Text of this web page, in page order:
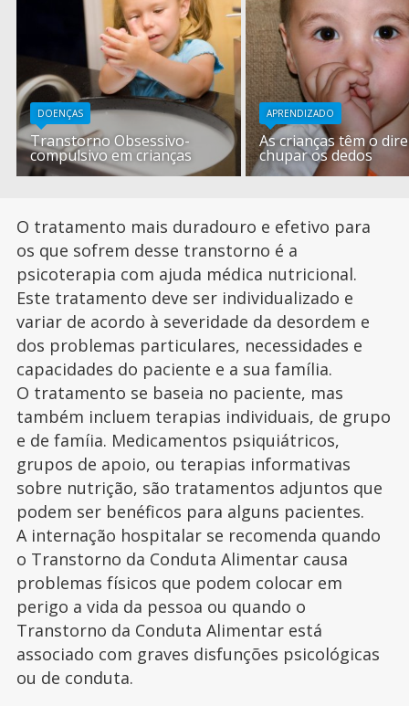
DOENÇAS
Transtorno Obsessivo-
compulsivo em crianças
APRENDIZADO
As crianças têm o
chupar os dedos
O tratamento mais duradouro e efetivo para
os que sofrem desse transtorno é a
psicoterapia com ajuda médica nutricional.
Este tratamento deve ser individualizado e
variar de acordo à severidade da desordem e
dos problemas particulares, necessidades e
capacidades do paciente e a sua família.
O tratamento se baseia no paciente, mas
também incluem terapias individuais, de grupo
e de famíia. Medicamentos psiquiátricos,
grupos de apoio, ou terapias informativas
sobre nutrição, são tratamentos adjuntos que
podem ser benéficos para alguns pacientes.
A internação hospitalar se recomenda quando
o Transtorno da Conduta Alimentar causa
problemas físicos que podem colocar em
perigo a vida da pessoa ou quando o
Transtorno da Conduta Alimentar está
associado com graves disfunções psicológicas
ou de conduta.